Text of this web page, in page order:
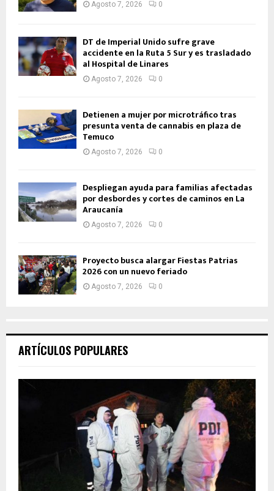
Agosto 7, 2026 0
DT de Imperial Unido sufre grave
accidente en la Ruta 5 Sur y es trasladado
al Hospital de Linares
Agosto 7, 2026 0
Detienen a mujer por microtráfico tras
presunta venta de cannabis en plaza de
Temuco
Agosto 7, 2026 0
Despliegan ayuda para familias afectadas
por desbordes y cortes de caminos en La
Araucanía
Agosto 7, 2026 0
Proyecto busca alargar Fiestas Patrias
2026 con un nuevo feriado
Agosto 7, 2026 0
ARTÍCULOS POPULARES